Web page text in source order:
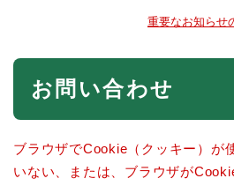
重要なお知らせ
本
お問い合わせ
ブラウザでCookie（クッキー）が
いない、または、ブラウザが